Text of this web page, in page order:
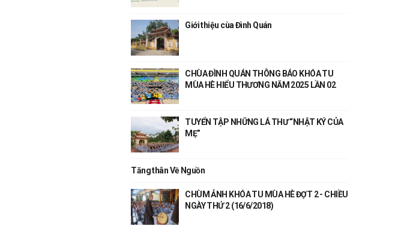
Giới thiệu cùa Đình Quán
CHÙA ĐÌNH QUÁN THÔNG BÁO KHÓA TU
MÙA HÈ HIỂU THƯƠNG NĂM 2025 LẦN 02
TUYỂN TẬP NHỮNG LÁ THƯ “NHẬT KÝ CỦA
MẸ”
Tăng thân Về Nguồn
CHÙM ẢNH KHÓA TU MÙA HÈ ĐỢT 2 - CHIỀU
NGÀY THỨ 2 (16/6/2018)